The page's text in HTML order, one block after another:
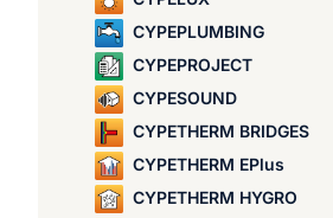
CYPEPLUMBING
CYPEPROJECT
CYPESOUND
CYPETHERM BRIDGES
CYPETHERM EPlus
CYPETHERM HYGRO